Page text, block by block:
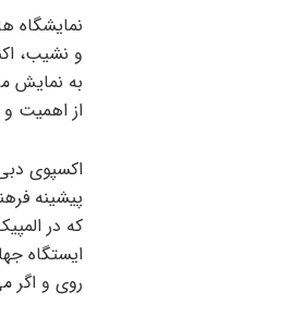
نمایشگاه
و نشیب،
به نمایش
از اهمیت و
اکسپوی
پیشینه
که در
ایستگاه
روی و اگر